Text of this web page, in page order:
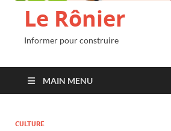
Le Rônier
Informer pour construire
MAIN MENU
CULTURE